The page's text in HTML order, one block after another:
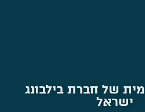
של חברת בילבונג
ישראל